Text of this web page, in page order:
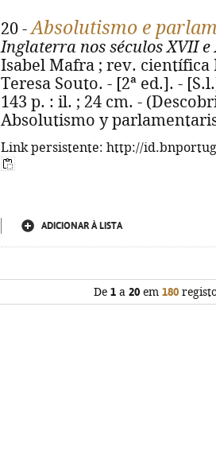
20 -Absolutismo e
Inglaterra nos séculos XVII e
Isabel Mafra ; rev.
Teresa Souto. - [2ª ed.]. -
143 p. : il. ; 24 cm. -
Absolutismo y
Link persistente: http://
ADICIONAR À LISTA
De 1 a 20 em 180